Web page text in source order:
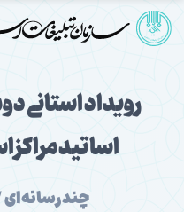
رویداد
اساتید مراکز